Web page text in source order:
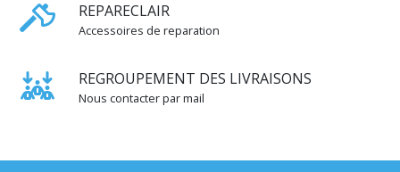
REPARECLAIR
Accessoires de reparation
REGROUPEMENT DES LIVRAISONS
Nous contacter par mail